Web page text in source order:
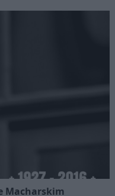
Macharskim